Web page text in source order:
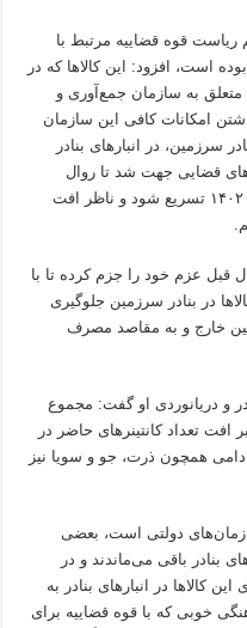
قوه قضاییه مرتبط با
است، افزود: این کالاها که در
به سازمان جمع‌آوری و
امکانات کافی این سازمان
سرزمین، در انبارهای بنادر
قضایی جهت شد تا روال
خروج این کالاها از بنادر از نیمه دوم سال ۱۴۰۲ تسریع شود و ناظر افت
قبل عزم خود را جزم کرده تا با
در بنادر سرزمین جلوگیری
خارج و به مقاصد مصرف
و دریانوردی او گفت: مجموع
تعداد کانتینرهای حاضر در
دامی همچون ذرت، جو و سویا نیز
دولتی است، بعضی
بنادر باقی می‌ماندند و در
کالاها در انبارهای بنادر به
خوبی که با قوه قضاییه برای